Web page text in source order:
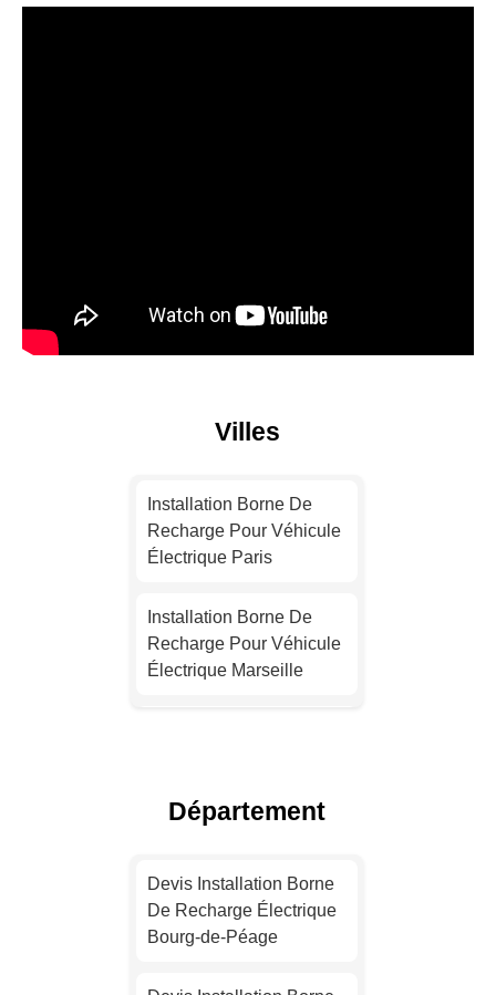
Villes
Installation Borne De
Recharge Pour Véhicule
Électrique Paris
Installation Borne De
Recharge Pour Véhicule
Électrique Marseille
Électrique Toulouse
Département
Devis Installation Borne
De Recharge Électrique
Bourg-de-Péage